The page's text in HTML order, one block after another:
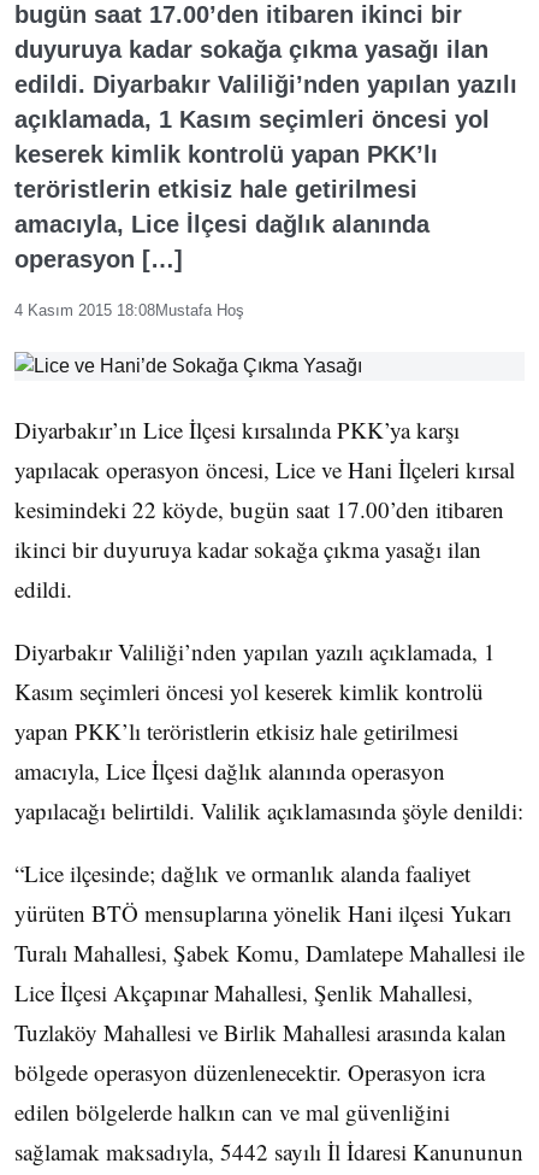
bugün saat 17.00’den itibaren ikinci bir
duyuruya kadar sokağa çıkma yasağı ilan
edildi. Diyarbakır Valiliği’nden yapılan yazılı
açıklamada, 1 Kasım seçimleri öncesi yol
keserek kimlik kontrolü yapan PKK’lı
teröristlerin etkisiz hale getirilmesi
amacıyla, Lice İlçesi dağlık alanında
operasyon […]
4 Kasım 2015 18:08Mustafa Hoş
Diyarbakır’ın Lice İlçesi kırsalında PKK’ya karşı
yapılacak operasyon öncesi, Lice ve Hani İlçeleri kırsal
kesimindeki 22 köyde, bugün saat 17.00’den itibaren
ikinci bir duyuruya kadar sokağa çıkma yasağı ilan
edildi.
Diyarbakır Valiliği’nden yapılan yazılı açıklamada, 1
Kasım seçimleri öncesi yol keserek kimlik kontrolü
yapan PKK’lı teröristlerin etkisiz hale getirilmesi
amacıyla, Lice İlçesi dağlık alanında operasyon
yapılacağı belirtildi. Valilik açıklamasında şöyle denildi:
“Lice ilçesinde; dağlık ve ormanlık alanda faaliyet
yürüten BTÖ mensuplarına yönelik Hani ilçesi Yukarı
Turalı Mahallesi, Şabek Komu, Damlatepe Mahallesi ile
Lice İlçesi Akçapınar Mahallesi, Şenlik Mahallesi,
Tuzlaköy Mahallesi ve Birlik Mahallesi arasında kalan
bölgede operasyon düzenlenecektir. Operasyon icra
edilen bölgelerde halkın can ve mal güvenliğini
sağlamak maksadıyla, 5442 sayılı İl İdaresi Kanununun